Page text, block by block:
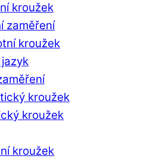
kroužek
zaměření
kroužek
kroužek
kroužek
kroužek